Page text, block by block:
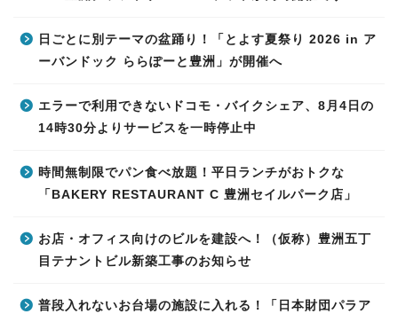
日ごとに別テーマの盆踊り！「とよす夏祭り 2026 in ア
ーバンドック ららぽーと豊洲」が開催へ
エラーで利用できないドコモ・バイクシェア、8月4日の
14時30分よりサービスを一時停止中
時間無制限でパン食べ放題！平日ランチがおトクな
「BAKERY RESTAURANT C 豊洲セイルパーク店」
お店・オフィス向けのビルを建設へ！（仮称）豊洲五丁
目テナントビル新築工事のお知らせ
普段入れないお台場の施設に入れる！「日本財団パラア